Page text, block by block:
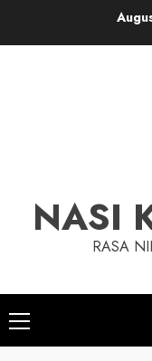
NASI
RASA